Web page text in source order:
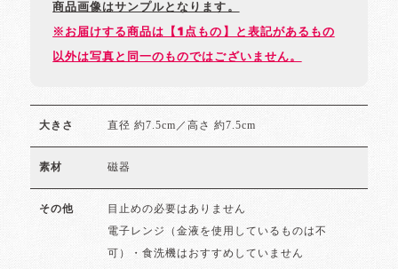
商品画像はサンプルとなります。
※お届けする商品は【1点もの】と表記があるもの
以外は写真と同一のものではございません。
大きさ 直径 約7.5cm／高さ 約7.5cm
素材 磁器
その他 目止めの必要はありません
電子レンジ（金液を使用しているものは不
可）・食洗機はおすすめしていません